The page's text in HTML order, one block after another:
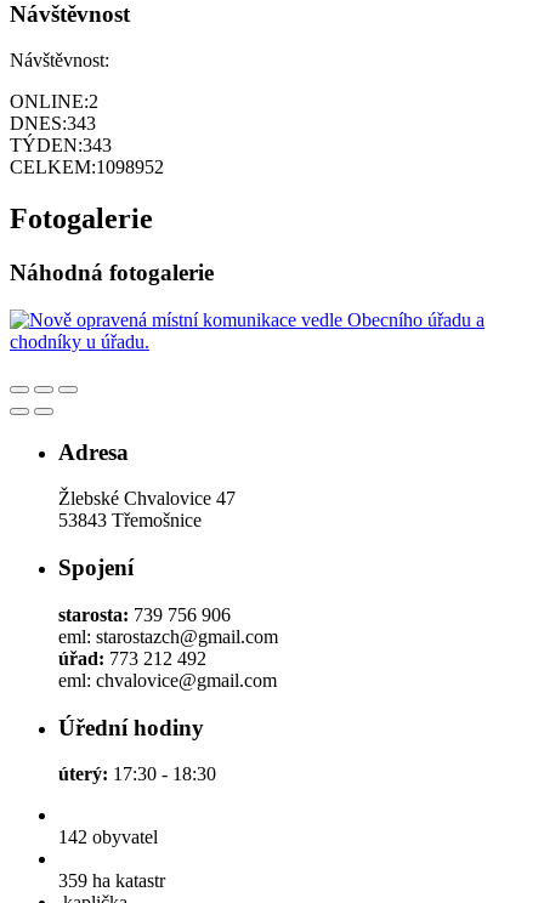
Návštěvnost
Návštěvnost:
ONLINE:2
DNES:343
TÝDEN:343
CELKEM:1098952
Fotogalerie
Náhodná fotogalerie
Adresa
Žlebské Chvalovice 47
53843 Třemošnice
Spojení
starosta: 739 756 906
eml: starostazch@gmail.com
úřad: 773 212 492
eml: chvalovice@gmail.com
Úřední hodiny
úterý: 17:30 - 18:30
142 obyvatel
359 ha katastr